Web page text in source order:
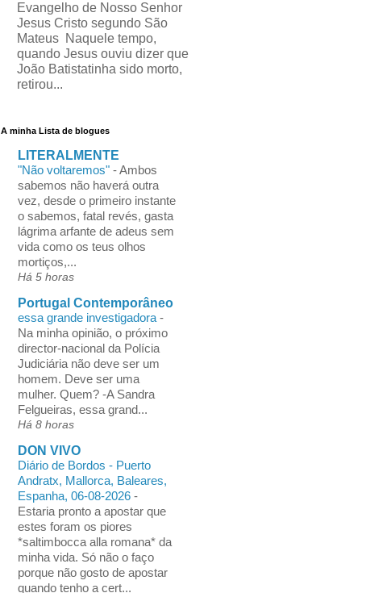
Evangelho de Nosso Senhor
Jesus Cristo segundo São
Mateus Naquele tempo,
quando Jesus ouviu dizer que
João Batistatinha sido morto,
retirou...
A minha Lista de blogues
LITERALMENTE
"Não voltaremos" -Ambos
sabemos não haverá outra
vez, desde o primeiro instante
o sabemos, fatal revés, gasta
lágrima arfante de adeus sem
vida como os teus olhos
mortiços,...
Há 5 horas
Portugal Contemporâneo
essa grande investigadora -
Na minha opinião, o próximo
director-nacional da Polícia
Judiciária não deve ser um
homem. Deve ser uma
mulher. Quem? -A Sandra
Felgueiras, essa grand...
Há 8 horas
DON VIVO
Diário de Bordos - Puerto
Andratx, Mallorca, Baleares,
Espanha, 06-08-2026 -
Estaria pronto a apostar que
estes foram os piores
*saltimbocca alla romana* da
minha vida. Só não o faço
porque não gosto de apostar
quando tenho a cert...